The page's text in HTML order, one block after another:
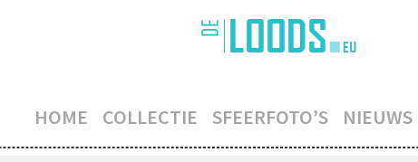
HOME COLLECTIE SFEERFOTO’S NIEUWS